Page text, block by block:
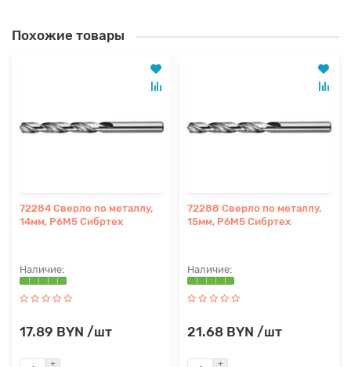
Похожие товары
72284 Сверло по металлу,
14мм, Р6М5 Сибртех
17.89 BYN /шт
72288 Сверло по металлу,
15мм, Р6М5 Сибртех
21.68 BYN /шт